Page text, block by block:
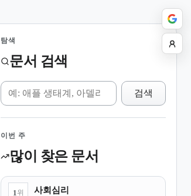
탐색
문서 검색
위키 검색
검색
이번 주
많이 찾은 문서
1 위 사회심리